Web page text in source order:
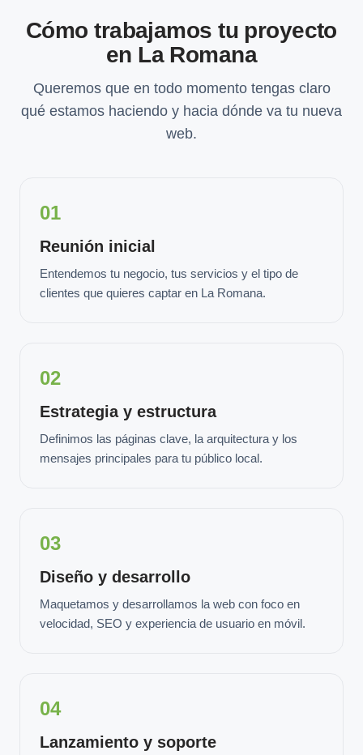
Cómo trabajamos tu proyecto
en La Romana
Queremos que en todo momento tengas claro
qué estamos haciendo y hacia dónde va tu nueva
web.
01
Reunión inicial
Entendemos tu negocio, tus servicios y el tipo de
clientes que quieres captar en La Romana.
02
Estrategia y estructura
Definimos las páginas clave, la arquitectura y los
mensajes principales para tu público local.
03
Diseño y desarrollo
Maquetamos y desarrollamos la web con foco en
velocidad, SEO y experiencia de usuario en móvil.
04
Lanzamiento y soporte